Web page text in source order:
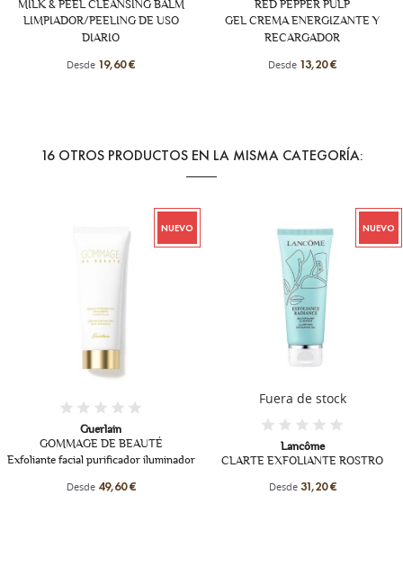
RED PEPPER PULP
GEL CREMA ENERGIZANTE Y
RECARGADOR
Desde
PERFECCIONADOR DE
COLOR
16 OTROS PRODUCTOS EN LA MISMA CATEGORÍA:
DE BEAUTÉ
iluminador
NUEVO
CLARTE EXFOLIANTE ROSTRO